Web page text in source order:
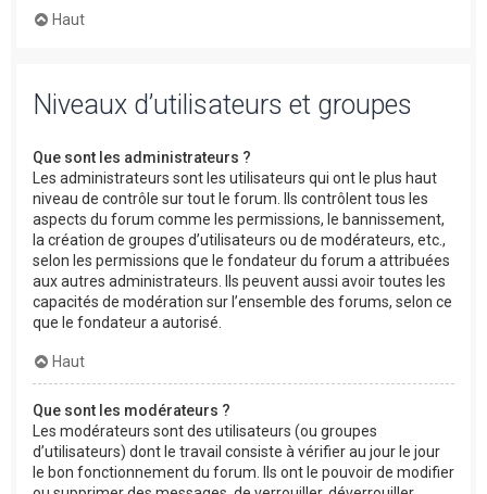
Haut
Niveaux d’utilisateurs et groupes
Que sont les administrateurs ?
Les administrateurs sont les utilisateurs qui ont le plus haut
niveau de contrôle sur tout le forum. Ils contrôlent tous les
aspects du forum comme les permissions, le bannissement,
la création de groupes d’utilisateurs ou de modérateurs, etc.,
selon les permissions que le fondateur du forum a attribuées
aux autres administrateurs. Ils peuvent aussi avoir toutes les
capacités de modération sur l’ensemble des forums, selon ce
que le fondateur a autorisé.
Haut
Que sont les modérateurs ?
Les modérateurs sont des utilisateurs (ou groupes
d’utilisateurs) dont le travail consiste à vérifier au jour le jour
le bon fonctionnement du forum. Ils ont le pouvoir de modifier